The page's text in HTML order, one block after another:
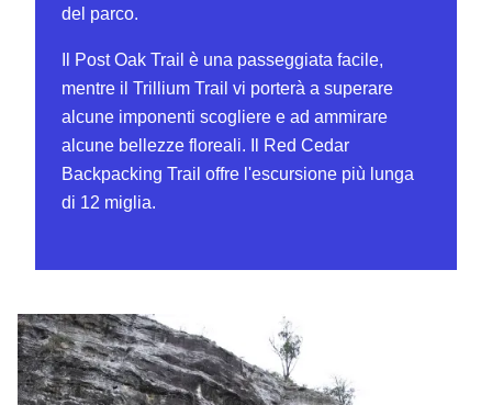
del parco.
Il Post Oak Trail è una passeggiata facile,
mentre il Trillium Trail vi porterà a superare
alcune imponenti scogliere e ad ammirare
alcune bellezze floreali. Il Red Cedar
Backpacking Trail offre l'escursione più lunga
di 12 miglia.